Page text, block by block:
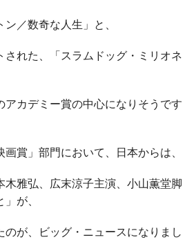
ン／数奇な人生」と、
れた、「スラムドッグ・ミリオネ
アカデミー賞の中心になりそうです
賞」部門において、日本からは、
雅弘、広末涼子主演、小山薫堂脚
が、
が、ビッグ・ニュースになりまし